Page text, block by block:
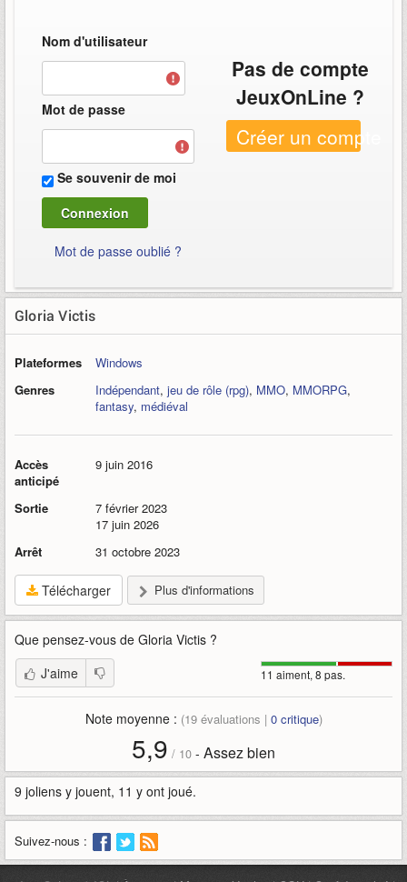
Nom d'utilisateur
Mot de passe
Se souvenir de moi
Mot de passe oublié ?
Pas de compte
JeuxOnLine ?
Créer un compte
Gloria Victis
Plateformes
Windows
Genres
Indépendant, jeu de rôle (rpg), MMO, MMORPG,
fantasy, médiéval
Accès
anticipé
9 juin 2016
Sortie
7 février 2023
17 juin 2026
Arrêt
31 octobre 2023
Télécharger Plus d'informations
Que pensez-vous de Gloria Victis ?
11 aiment, 8 pas.
J'aime
Note moyenne : (19évaluations | 0critique)
5,9 / 10 - Assez bien
9 joliens y jouent, 11 y ont joué.
Suivez-nous :